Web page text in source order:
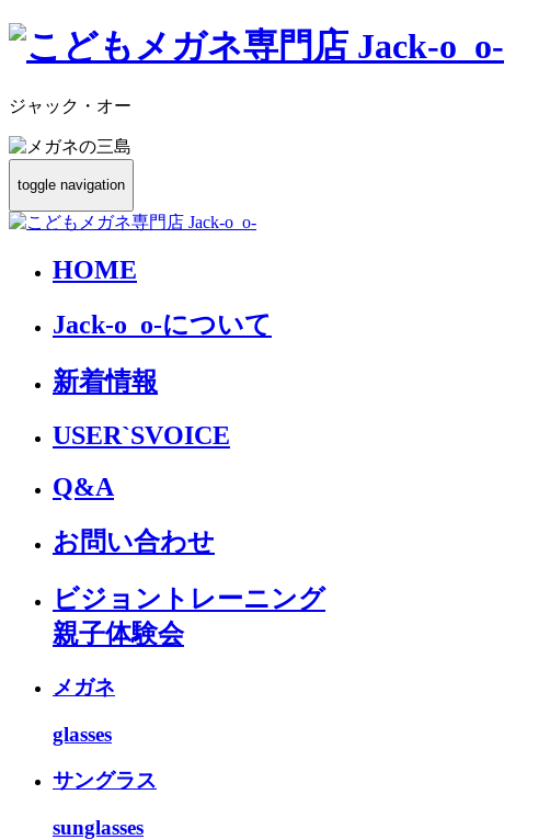
ジャック・オー
toggle navigation
HOME
Jack-o_o-について
新着情報
USER`SVOICE
Q&A
お問い合わせ
ビジョントレーニング
親子体験会
メガネ
glasses
サングラス
sunglasses